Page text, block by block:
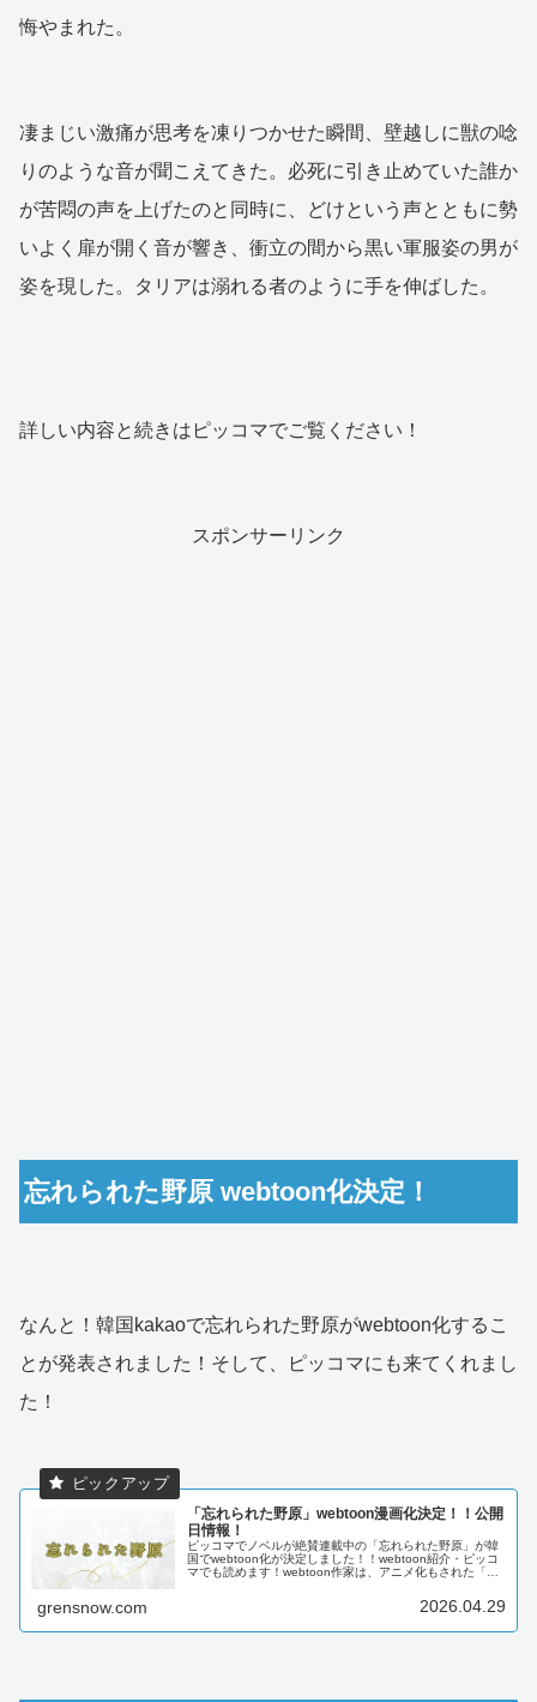
悔やまれた。
凄まじい激痛が思考を凍りつかせた瞬間、壁越しに獣の唸
りのような音が聞こえてきた。必死に引き止めていた誰か
が苦悶の声を上げたのと同時に、どけという声とともに勢
いよく扉が開く音が響き、衝立の間から黒い軍服姿の男が
姿を現した。タリアは溺れる者のように手を伸ばした。
詳しい内容と続きはピッコマでご覧ください！
スポンサーリンク
忘れられた野原 webtoon化決定！
なんと！韓国kakaoで忘れられた野原がwebtoon化するこ
とが発表されました！そして、ピッコマにも来てくれまし
た！
「忘れられた野原」webtoon漫画化決定！！公開
日情報！
ピッコマでノベルが絶賛連載中の「忘れられた野原」が韓
国でwebtoon化が決定しました！！webtoon紹介・ピッコ
マでも読めます！webtoon作家は、アニメ化もされた「あ
grensnow.com 2026.04.29